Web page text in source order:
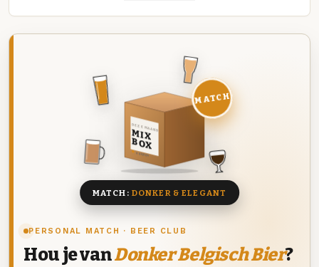
PERSONAL MATCH · BEER CLUB
Hou je vanDonker Belgisch Bier?
DEZE MAAND
MIX
BOX
8 BIEREN
MATCH
MATCH: DONKER & ELEGANT